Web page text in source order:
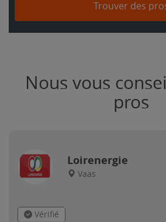
Trouver des
Nous vous
pros
Loirenergie
Vaas
Vérifié